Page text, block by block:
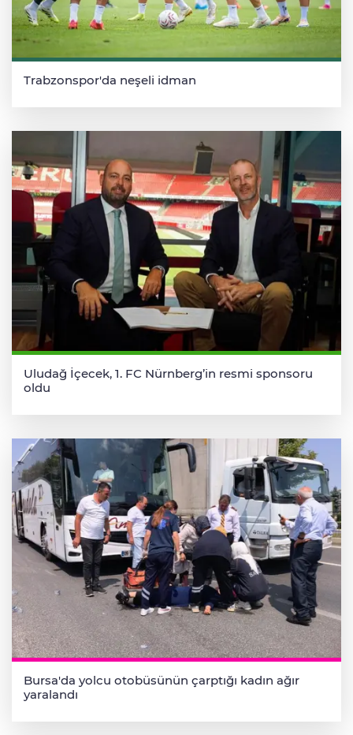
Trabzonspor'da neşeli idman
Uludağ İçecek, 1. FC Nürnberg’in resmi sponsoru
oldu
Bursa'da yolcu otobüsünün çarptığı kadın ağır
yaralandı